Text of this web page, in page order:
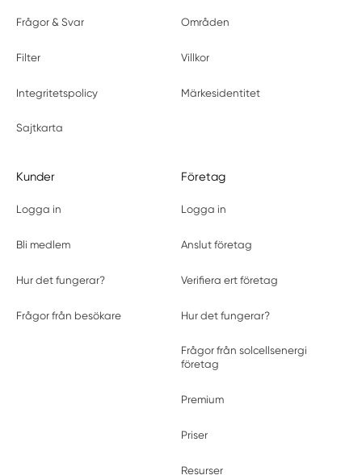
Frågor & Svar Områden
Filter Villkor
Integritetspolicy Märkesidentitet
Sajtkarta
Kunder
Logga in
Bli medlem
Hur det fungerar?
Frågor från besökare
Företag
Logga in
Anslut företag
Verifiera ert företag
Hur det fungerar?
Frågor från solcellsenergi
företag
Premium
Priser
Resurser